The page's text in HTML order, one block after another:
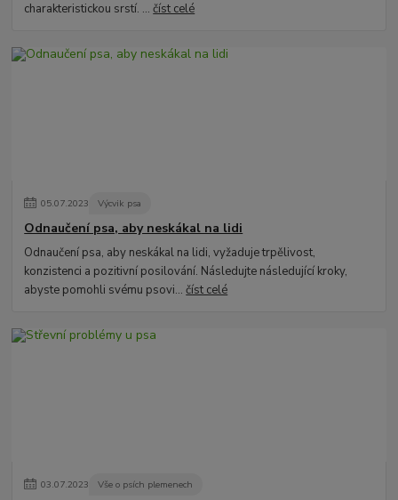
charakteristickou srstí. ...číst celé
05.07.2023 Výcvik psa
Odnaučení psa, aby neskákal na lidi
Odnaučení psa, aby neskákal na lidi, vyžaduje trpělivost,
konzistenci a pozitivní posilování. Následujte následující kroky,
abyste pomohli svému psovi...číst celé
03.07.2023 Vše o psích plemenech